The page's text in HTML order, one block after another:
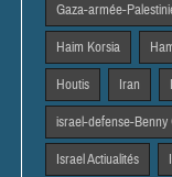
Gaza-armée-
Haim Korsia
Houtis Iran
israel-defense-
Israel Actiualités